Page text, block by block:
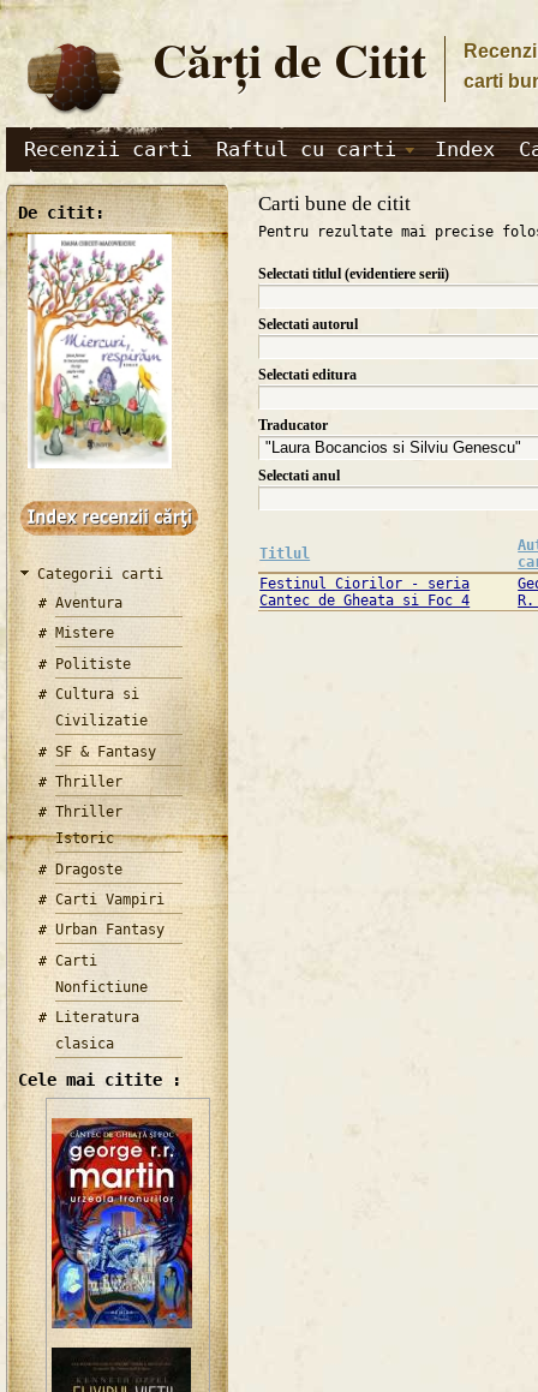
Cărţi de Citit
carti
Recenzii carti Raftul cu carti Index
De citit:
Categorii carti
Aventura
Mistere
Politiste
Cultura si
Civilizatie
SF & Fantasy
Thriller
Thriller
Istoric
Dragoste
Carti Vampiri
Urban Fantasy
Carti
Nonfictiune
Literatura
clasica
Cele mai citite :
Carti bune de citit
Pentru rezultate mai precise
Selectati titlul (evidentiere serii)
Selectati autorul
Selectati editura
Traducator
Selectati anul
Titlul
Festinul Ciorilor - seria
Cantec de Gheata si Foc 4